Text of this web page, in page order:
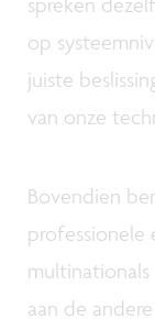
op
juiste
van onze
Bovendien
professionele
aan de